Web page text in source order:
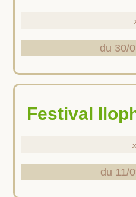
du 30/
Festival
du 11/